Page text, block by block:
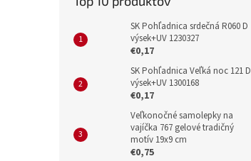
SK Pohľadnica srdečná R060 D
výsek+UV 1230327
€0,17
SK Pohľadnica Veľká noc 121 D
výsek+UV 1300168
€0,17
Veľkonočné samolepky na
vajíčka 767 gelové tradičný
motív 19x9 cm
€0,75